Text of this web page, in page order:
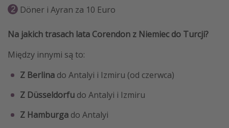
Najlepsze aplikacje podróżnicze
Kalendarz podróży
Döner i Ayran za 10 Euro
Na jakich trasach lata Corendon z Niemiec do Turcji?
Między innymi są to:
Z Berlina do Antalyi i Izmiru (od czerwca)
Z Düsseldorfu do Antalyi i Izmiru
Z Hamburga do Antalyi